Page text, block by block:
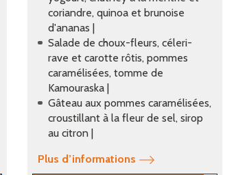
coriandre, quinoa et brunoise
d'ananas |
Salade de choux-fleurs, céleri-
rave et carotte rôtis, pommes
caramélisées, tomme de
Kamouraska |
Gâteau aux pommes caramélisées,
croustillant à la fleur de sel, sirop
au citron |
Plus d’informations